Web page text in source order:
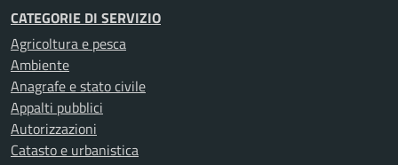
CATEGORIE DI SERVIZIO
Agricoltura e pesca
Ambiente
Anagrafe e stato civile
Appalti pubblici
Autorizzazioni
Catasto e urbanistica